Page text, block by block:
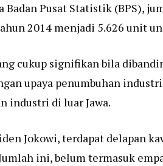
Pusat Statistik (BPS),
2014 menjadi 5.626 unit
cukup signifikan bila
upaya penumbuhan
industri di luar Jawa.
Jokowi, terdapat delapan
ini, belum termasuk